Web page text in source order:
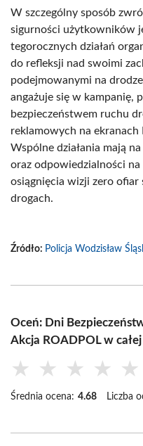
W szczególny sposób
sigurności użytkowników
tegorocznych działań
do refleksji nad swoimi
podejmowanymi na
angażuje się w kampanię,
bezpieczeństwem ruchu
reklamowych na
Wspólne działania mają
oraz odpowiedzialności
osiągnięcia wizji zero
drogach.
Źródło: Policja Wodzisław
Oceń: Dni
Akcja ROADPOL w
★ ★ ★ ★ ★
Średnia ocena: 4.68 Liczba